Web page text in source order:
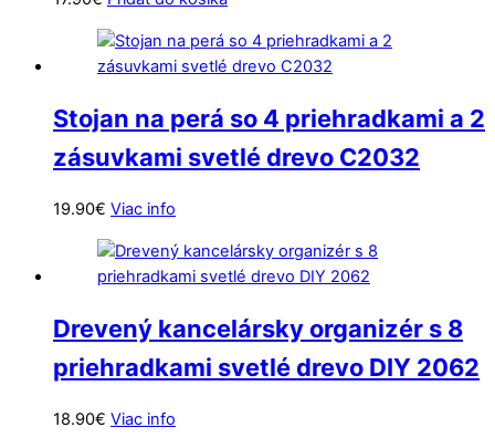
Stojan na perá so 4 priehradkami a 2
zásuvkami svetlé drevo C2032
19.90€ Viac info
Drevený kancelársky organizér s 8
priehradkami svetlé drevo DIY 2062
18.90€ Viac info